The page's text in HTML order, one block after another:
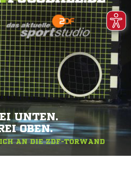
UNTEN.
OBEN.
AN DIE ZDF-TORWAND